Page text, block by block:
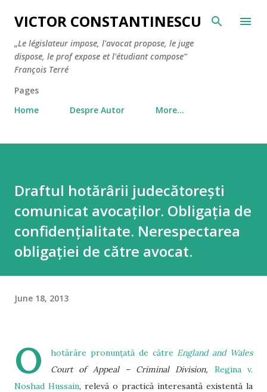
Skip to main content
VICTOR CONSTANTINESCU
„Le législateur impose, l'avocat propose, le juge
dispose, le prof expose et l'étudiant compose”
François Terré
Pages
Home
Despre Autor More…
Draftul hotărârii judecătorești
comunicat avocaților. Obligația de
confidențialitate. Nerespectarea
obligației de către avocat.
June 18, 2013
O hotărâre pronunțată de către England and Wales
Court of Appeal – Criminal Division, Regina v.
Noshad Hussain, relevă o practică interesantă existentă la